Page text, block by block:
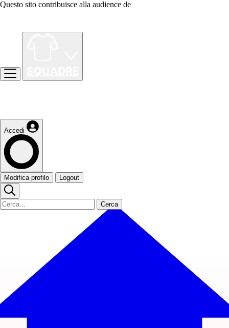
Questo sito contribuisce alla audience de
Accedi
Modifica profilo Logout
Cerca